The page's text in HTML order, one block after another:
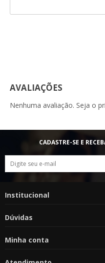
AVALIAÇÕES
Nenhuma avaliação. Seja o
CADASTRE-SE E
Institucional
Dúvidas
Minha conta